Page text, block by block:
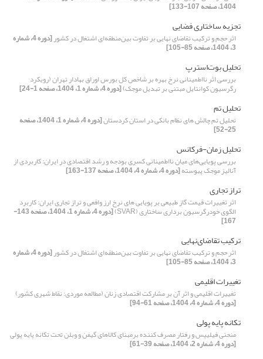
1404، صفحه 107-133]
تجزیه ساختاری فضایی
اثر حجم و ترکیب تقاضای نهایی بر تفاوت بین‌منطقه‌ای اشتغال در کشور [دوره 4، شماره
3، 1404، صفحه 85-105]
تحلیل بوت‌استرپ
بررسی اثر نااطمینانی نرخ بهره بر شاخص کل بورس اوراق بهادار تهران (رویکرد
رگرسیون کوانتایل مبتنی بر تبدیل موجک)[دوره 4، شماره 1، 1404، صفحه 1-24]
تحلیل تم
تحلیل تم چالش های نظام بانکی در استان کردستان [دوره 4، شماره 1، 1404، صفحه
25-52]
تحلیل زمان-فرکانس
بررسی پویایی‌های میان نااطمینانی کسری بودجه و رشد اقتصادی در ایران: کاربردی از
آنالیز موجک پیوسته[دوره 4، شماره 4، 1404، صفحه 137-163]
تراز تجاری
اثر تغییرات قیمت گاز طبیعی بر پویایی های نرخ ارز واقعی و تراز تجاری ایران: کاربرد
الگوی خودرگرسیون برداری ساختاری (SVAR) [دوره 4، شماره 1، 1404، صفحه 143-
167]
ترکیب تقاضای‌نهایی
اثر حجم و ترکیب تقاضای نهایی بر تفاوت بین‌منطقه‌ای اشتغال در کشور [دوره 4، شماره
3، 1404، صفحه 85-105]
تغییرات اقلیمی
تغییرات اقلیمی و اثر آن بر مشارکت اقتصادی زنان (مطالعه موردی: نقاط شهری کشور)
[دوره 4، شماره 4، 1404، صفحه 61-94]
تکانه پایه پولی
منحنی فیلیپس و رفتار مصرف ‏کننده برمبنای کالاهای گیفن و وبلن تحت تکانه‏ پایه پولی
[دوره 4، شماره 2، 1404، صفحه 39-61]